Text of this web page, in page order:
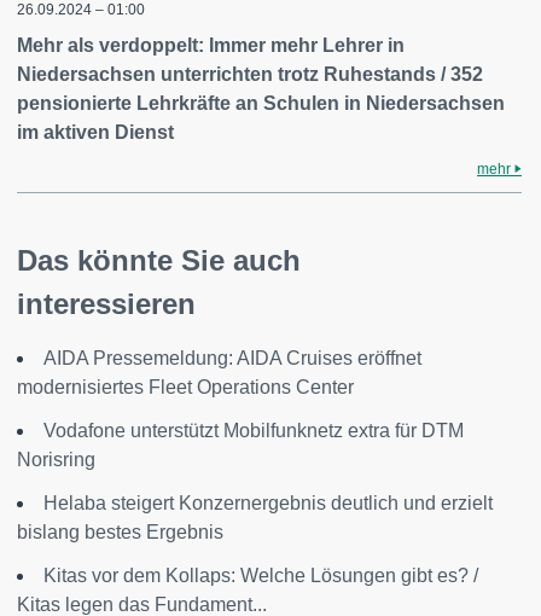
26.09.2024 – 01:00
Mehr als verdoppelt: Immer mehr Lehrer in
Niedersachsen unterrichten trotz Ruhestands / 352
pensionierte Lehrkräfte an Schulen in Niedersachsen
im aktiven Dienst
mehr
Das könnte Sie auch
interessieren
AIDA Pressemeldung: AIDA Cruises eröffnet
modernisiertes Fleet Operations Center
Vodafone unterstützt Mobilfunknetz extra für DTM
Norisring
Helaba steigert Konzernergebnis deutlich und erzielt
bislang bestes Ergebnis
Kitas vor dem Kollaps: Welche Lösungen gibt es? /
Kitas legen das Fundament...